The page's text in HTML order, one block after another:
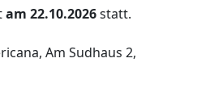
am 22.10.2026statt.
Am Sudhaus 2,